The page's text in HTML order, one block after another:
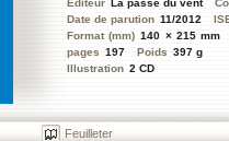
Date de parution 11/2012
Format (mm) 140 × 215 mm
pages 197 Poids 397 g
Illustration 2 CD
Feuilleter